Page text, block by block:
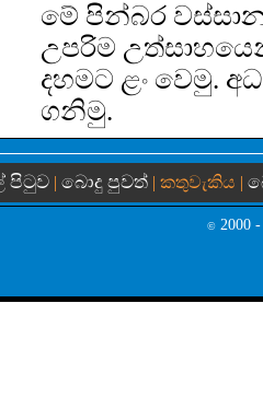
මේ පින්බර
උපරිම
දහමට ළං වෙමු.
ගනිමු.
පිටුව | බොදු පුවත්| කතුවැකිය |
© 2000